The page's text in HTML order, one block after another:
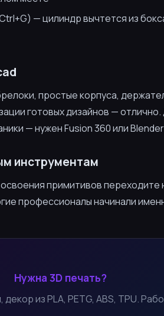
— цилиндр вычтется из
простые корпуса,
готовых дизайнов —
— нужен Fusion 360 или
инструментам
примитивов переходите
профессионалы начинали
Нужна 3D печать?
из PLA, PETG, ABS, TPU.